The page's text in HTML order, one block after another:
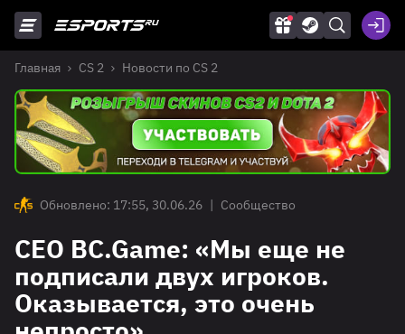
Главная CS 2 Новости по CS 2
Обновлено: 17:55, 30.06.26 | Сообщество
CEO BC.Game: «Мы еще не
подписали двух игроков.
Оказывается, это очень